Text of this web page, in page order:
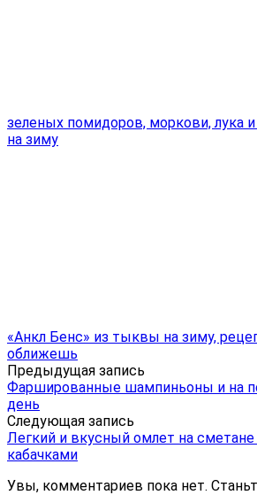
зеленых помидоров, моркови, лука и
на зиму
«Анкл Бенс» из тыквы на зиму,
оближешь
Предыдущая запись
Фаршированные шампиньоны и на
день
Следующая запись
Легкий и вкусный омлет на
кабачками
Увы, комментариев пока нет.